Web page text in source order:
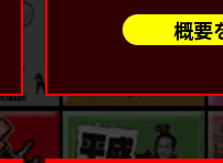
概要